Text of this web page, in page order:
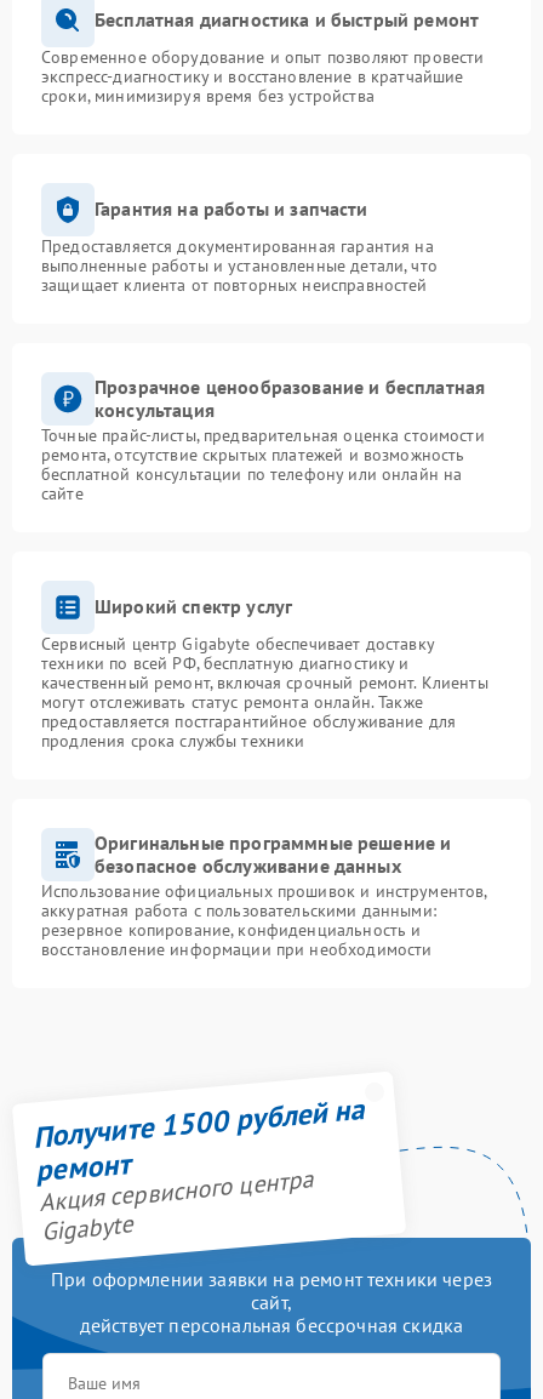
Бесплатная диагностика и быстрый ремонт
Современное оборудование и опыт позволяют провести
экспресс-диагностику и восстановление в кратчайшие
сроки, минимизируя время без устройства
Гарантия на работы и запчасти
Предоставляется документированная гарантия на
выполненные работы и установленные детали, что
защищает клиента от повторных неисправностей
Прозрачное ценообразование и бесплатная
консультация
Точные прайс-листы, предварительная оценка стоимости
ремонта, отсутствие скрытых платежей и возможность
бесплатной консультации по телефону или онлайн на
сайте
Широкий спектр услуг
Сервисный центр Gigabyte обеспечивает доставку
техники по всей РФ, бесплатную диагностику и
качественный ремонт, включая срочный ремонт. Клиенты
могут отслеживать статус ремонта онлайн. Также
предоставляется постгарантийное обслуживание для
продления срока службы техники
Оригинальные программные решение и
безопасное обслуживание данных
Использование официальных прошивок и инструментов,
аккуратная работа с пользовательскими данными:
резервное копирование, конфиденциальность и
восстановление информации при необходимости
Получите 1500 рублей на
ремонт
Акция сервисного центра
Gigabyte
При оформлении заявки на ремонт техники через
сайт,
действует персональная бессрочная скидка